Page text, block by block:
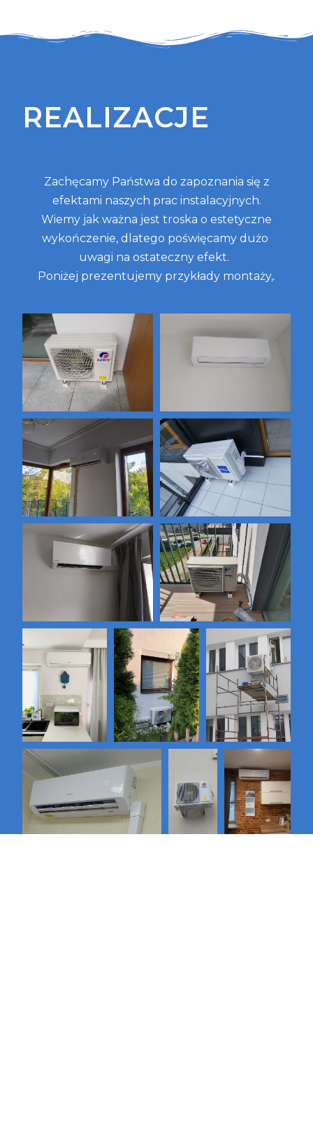
REALIZACJE
Zachęcamy Państwa do zapoznania się z
efektami naszych prac instalacyjnych.
Wiemy jak ważna jest troska o estetyczne
wykończenie, dlatego poświęcamy dużo
uwagi na ostateczny efekt.
Poniżej prezentujemy przykłady montaży,.